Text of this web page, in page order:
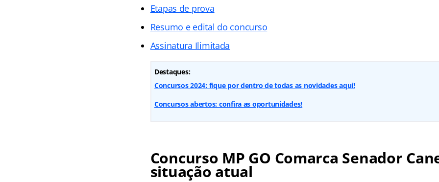
Etapas de prova
Resumo e edital do concurso
Assinatura Ilimitada
Destaques:
Concursos 2024: fique por dentro de todas as novidades aqui!
Concursos abertos: confira as oportunidades!
Concurso MP GO Comarca Senador
situação atual